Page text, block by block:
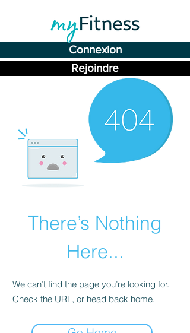
Connexion
Rejoindre
There’s Nothing
Here...
We can’t find the page you’re looking for.
Check the URL, or head back home.